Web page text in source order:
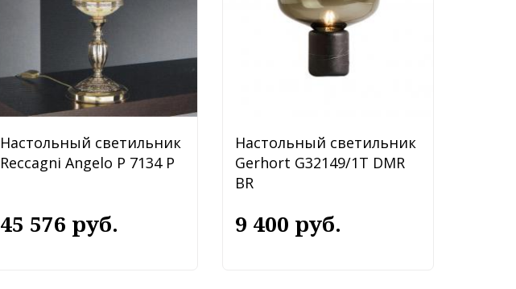
Настольный светильник
Reccagni Angelo P 7134 P
45 576 руб.
Настольный светильник
Gerhort G32149/1T DMR
BR
9 400 руб.